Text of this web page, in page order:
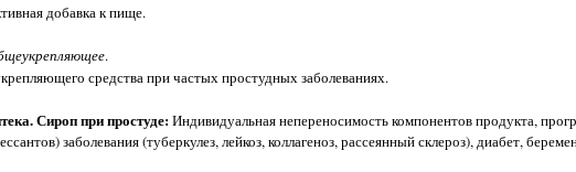
добавка к пище.
.
средства при частых простудных заболеваниях.
Сироп при простуде:Индивидуальная непереносимость компонентов продукта,
заболевания (туберкулез, лейкоз, коллагеноз, рассеянный склероз), диабет,